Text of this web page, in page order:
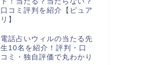
口コミ評判を紹介【ピュア
リ】
電話占いウィルの当たる先
生10名を紹介！評判・口
コミ・独自評価で丸わかり